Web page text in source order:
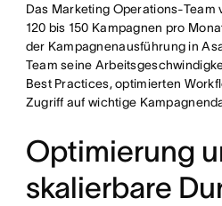
Das Marketing Operations-Team
120 bis 150 Kampagnen pro
der Kampagnenausführung in
Team seine
Best Practices, optimierten
Zugriff auf wichtige
Optimierung
skalierbare